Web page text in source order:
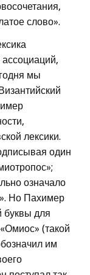
слово».
мы
лексики.
один
означало
Но Пахимер
буквы для
(такой
им